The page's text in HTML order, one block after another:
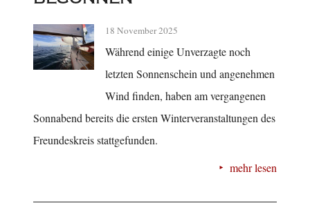
18 November 2025
Während einige Unverzagte noch
letzten Sonnenschein und angenehmen
Wind finden, haben am vergangenen
Sonnabend bereits die ersten Winterveranstaltungen des
Freundeskreis stattgefunden.
mehr lesen